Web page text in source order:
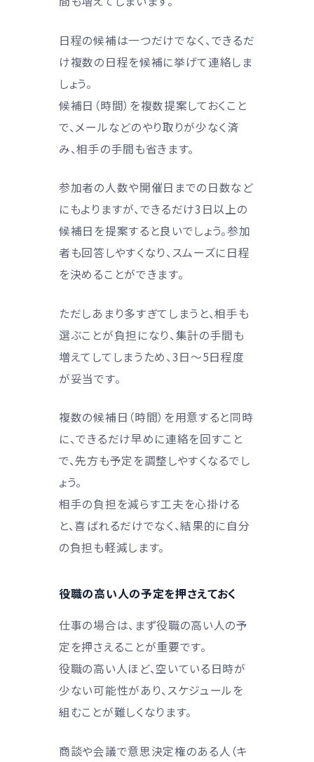
日程の候補は一つだけでなく、できるだ
け複数の日程を候補に挙げて連絡しま
しょう。
候補日（時間）を複数提案しておくこと
で、メールなどのやり取りが少なく済
み、相手の手間も省きます。
参加者の人数や開催日までの日数など
にもよりますが、できるだけ3日以上の
候補日を提案すると良いでしょう。参加
者も回答しやすくなり、スムーズに日程
を決めることができます。
ただしあまり多すぎてしまうと、相手も
選ぶことが負担になり、集計の手間も
増えてしてしまうため、3日〜5日程度
が妥当です。
複数の候補日（時間）を用意すると同時
に、できるだけ早めに連絡を回すこと
で、先方も予定を調整しやすくなるでし
ょう。
相手の負担を減らす工夫を心掛ける
と、喜ばれるだけでなく、結果的に自分
の負担も軽減します。
役職の高い人の予定を押さえておく
仕事の場合は、まず役職の高い人の予
定を押さえることが重要です。
役職の高い人ほど、空いている日時が
少ない可能性があり、スケジュールを
組むことが難しくなります。
商談や会議で意思決定権のある人（キ